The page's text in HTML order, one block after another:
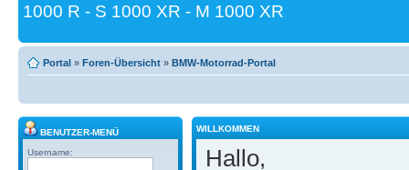
1000 R - S 1000 XR - M 1000 XR
Portal » Foren-Übersicht » BMW-Motorrad-Portal
BENUTZER-MENÜ
Username:
WILLKOMMEN
Hallo,